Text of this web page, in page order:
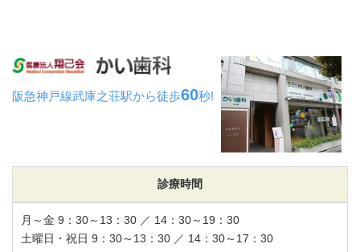
阪急神戸線武庫之荘駅から徒歩60秒!
診療時間
月～金 9：30～13：30 ／ 14：30～19：30
土曜日・祝日 9：30～13：30 ／ 14：30～17：30